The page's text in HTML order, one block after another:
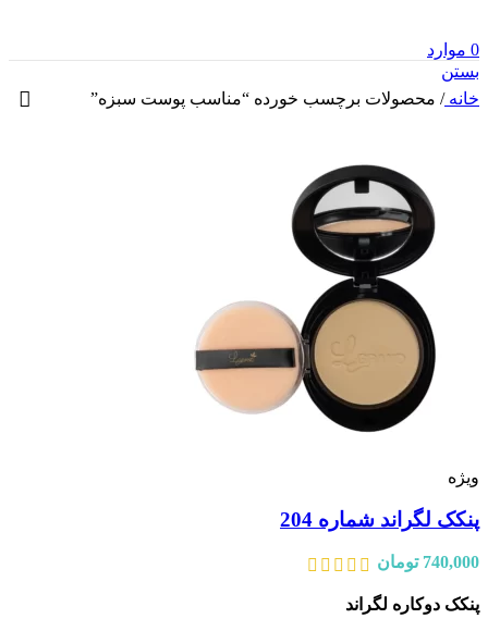
0 موارد
بستن
خانه/ محصولات برچسب خورده “مناسب پوست سبزه”
ویژه
پنکک لگراند شماره 204
740,000 تومان
پنکک دوکاره لگراند